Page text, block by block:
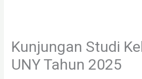
Kunjungan Studi
UNY Tahun 2025